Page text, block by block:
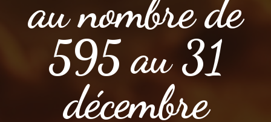
au nombre de
595 au 31
décembre